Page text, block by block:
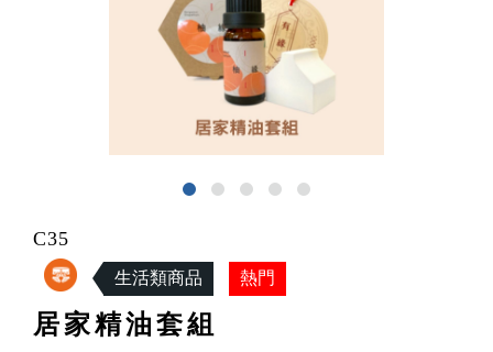
C35
生活類商品
居家精油套組